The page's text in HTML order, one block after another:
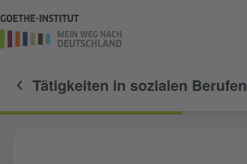
Tätigkeiten in sozialen